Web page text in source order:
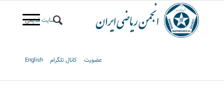
سایت قدیمی
عضویت کانال تلگرام English